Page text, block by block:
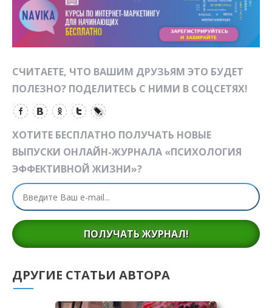
СЧИТАЕТЕ, ЧТО ВАШИМ ДРУЗЬЯМ ЭТО БУДЕТ
ПОЛЕЗНО? ПОДЕЛИТЕСЬ С НИМИ В СОЦСЕТЯХ!
ХОТИТЕ БЕСПЛАТНО ПОЛУЧАТЬ НОВЫЕ
ВЫПУСКИ ОНЛАЙН-ЖУРНАЛА «ПСИХОЛОГИЯ
ЭФФЕКТИВНОЙ ЖИЗНИ»?
ПОЛУЧАТЬ ЖУРНАЛ!
ДРУГИЕ СТАТЬИ АВТОРА